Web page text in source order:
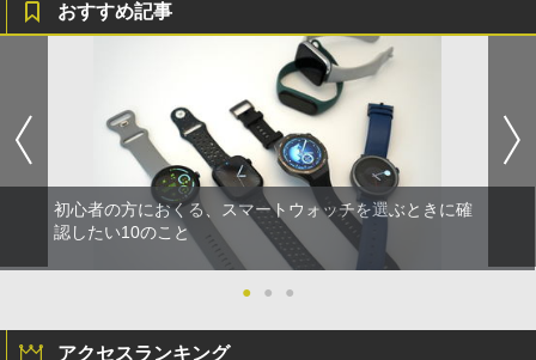
おすすめ記事
初心者の方におくる、スマートウォッチを選ぶときに確
認したい10のこと
● ● ●
アクセスランキング